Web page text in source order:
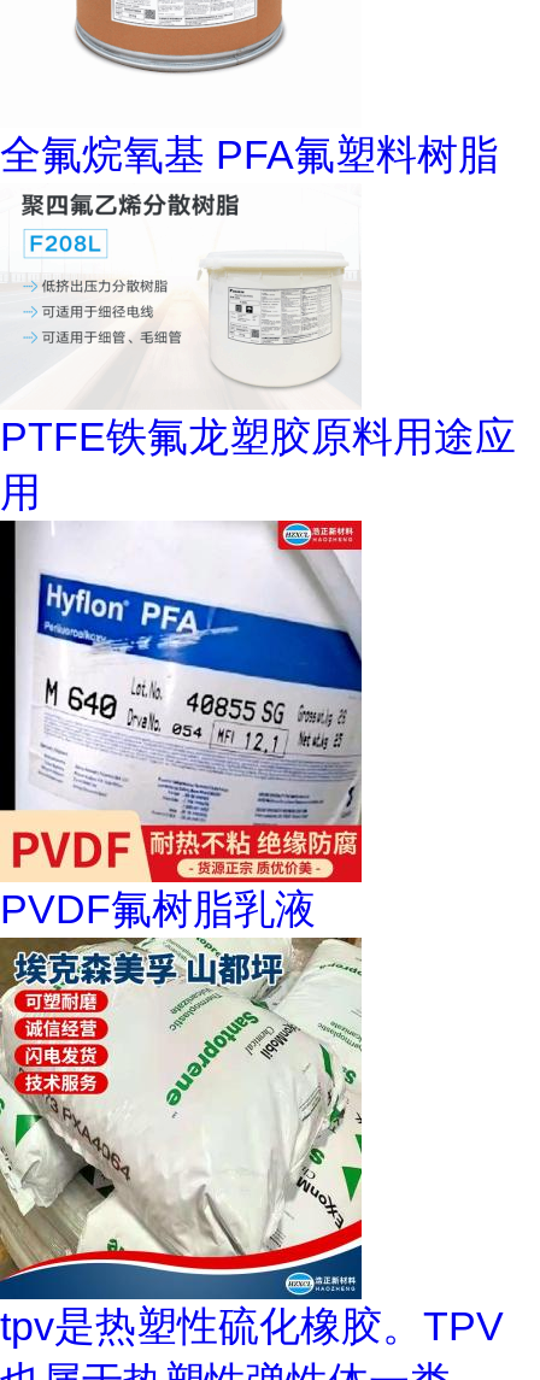
全氟烷氧基 PFA氟塑料树脂
PTFE铁氟龙塑胶原料用途应
用
PVDF氟树脂乳液
tpv是热塑性硫化橡胶。TPV